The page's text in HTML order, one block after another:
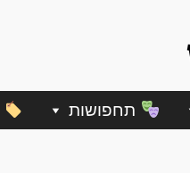
תחפושות